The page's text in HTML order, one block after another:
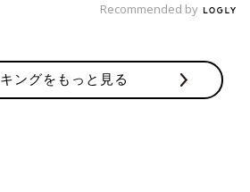
Recommended by
ングをもっと見る